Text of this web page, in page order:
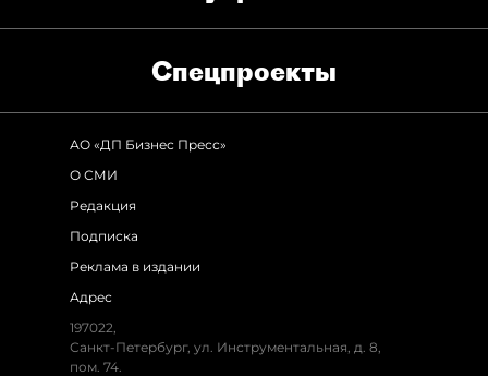
Спец­проекты
АО «ДП Бизнес Пресс»
О СМИ
Редакция
Подписка
Реклама в издании
Адрес
197022,
Санкт-Петербург, ул. Инструментальная, д. 8,
пом. 74.